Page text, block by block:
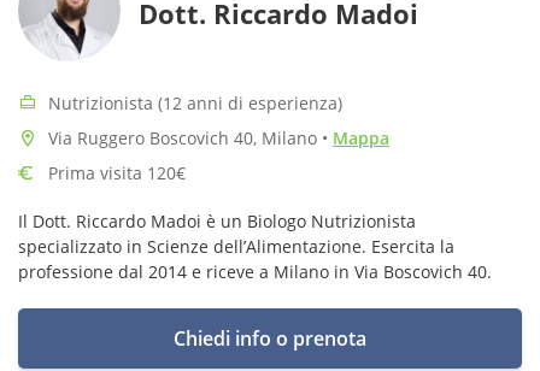
Dott. Riccardo Madoi
Nutrizionista (12 anni di esperienza)
Via Ruggero Boscovich 40, Milano • Mappa
Prima visita 120€
Il Dott. Riccardo Madoi è un Biologo Nutrizionista
specializzato in Scienze dell’Alimentazione. Esercita la
professione dal 2014 e riceve a Milano in Via Boscovich 40.
Chiedi info o prenota